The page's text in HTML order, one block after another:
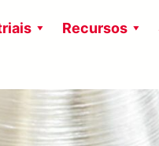
Recursos